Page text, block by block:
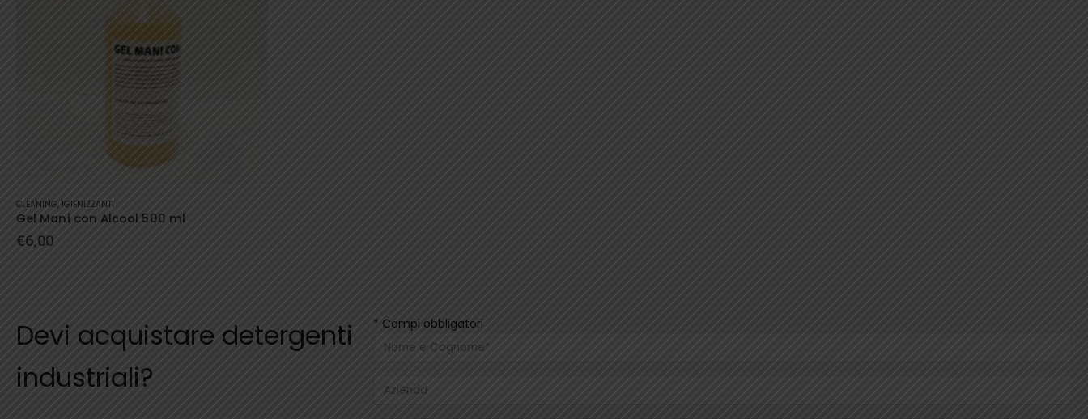
CLEANING, IGIENIZZANTI
Gel Mani con Alcool 500 ml
€6,00
Devi acquistare detergenti
industriali?
* Campi obbligatori